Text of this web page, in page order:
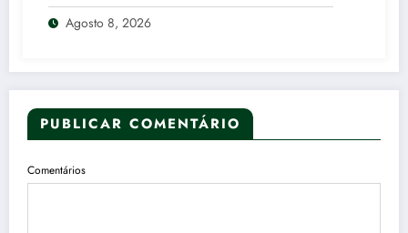
Agosto 8, 2026
PUBLICAR COMENTÁRIO
Comentários